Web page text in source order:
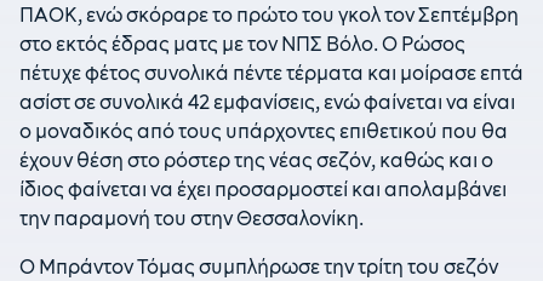
ΠΑΟΚ, ενώ σκόραρε το πρώτο του γκολ τον Σεπτέμβρη
στο εκτός έδρας ματς με τον ΝΠΣ Βόλο. Ο Ρώσος
πέτυχε φέτος συνολικά πέντε τέρματα και μοίρασε επτά
ασίστ σε συνολικά 42 εμφανίσεις, ενώ φαίνεται να είναι
ο μοναδικός από τους υπάρχοντες επιθετικού που θα
έχουν θέση στο ρόστερ της νέας σεζόν, καθώς και ο
ίδιος φαίνεται να έχει προσαρμοστεί και απολαμβάνει
την παραμονή του στην Θεσσαλονίκη.
Ο Μπράντον Τόμας συμπλήρωσε την τρίτη του σεζόν